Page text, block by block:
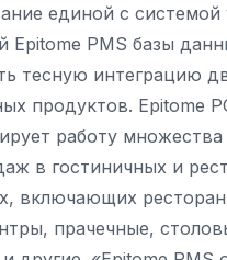
единой с системой
Еpitome PMS базы
тесную интеграцию
продуктов. Еpitome
работу множества
в гостиничных и
включающих
прачечные,